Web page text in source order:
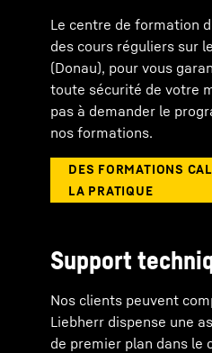
Le centre de formation
des cours réguliers sur
(Donau), pour vous
toute sécurité de votre
pas à demander le
nos formations.
Support
Nos clients peuvent
Liebherr dispense une
de premier plan dans le